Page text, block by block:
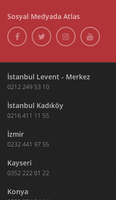
Sosyal Medyada Atlas
İstanbul Levent - Merkez
0212 249 53 10
İstanbul Kadıköy
0216 411 11 55
İzmir
0232 441 97 55
Kayseri
0352 222 01 22
Konya